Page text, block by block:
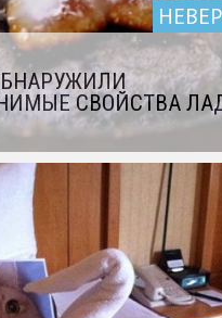
СВОЙСТВА